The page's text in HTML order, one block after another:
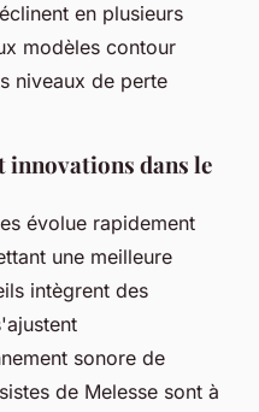
en plusieurs
modèles contour
niveaux de perte
innovations dans le
évolue rapidement
une meilleure
intègrent des
sonore de
de Melesse sont à